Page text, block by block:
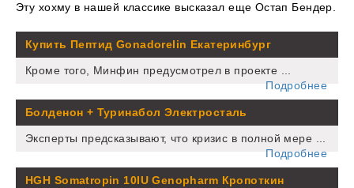
Эту хохму в нашей классике высказал еще Остап Бендер.
Купить Пептид Gonadorelin Екатеринбург
Кроме того, Минфин предусмотрел в проекте ...
Подробнее
Болденон + Туринабол Электросталь
Эксперты предсказывают, что кризис в полной мере ...
Подробнее
HGH Somatropin 10IU Genopharm Кропоткин